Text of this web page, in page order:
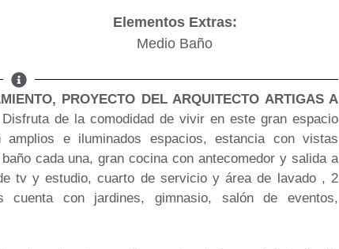
Elementos Extras:
Medio Baño
PROYECTO DEL ARQUITECTO ARTIGAS A
Disfruta de la comodidad de vivir en este gran espacio
e iluminados espacios, estancia con vistas
cada una, gran cocina con antecomedor y salida a
tv y estudio, cuarto de servicio y área de lavado , 2
cuenta con jardines, gimnasio, salón de eventos,